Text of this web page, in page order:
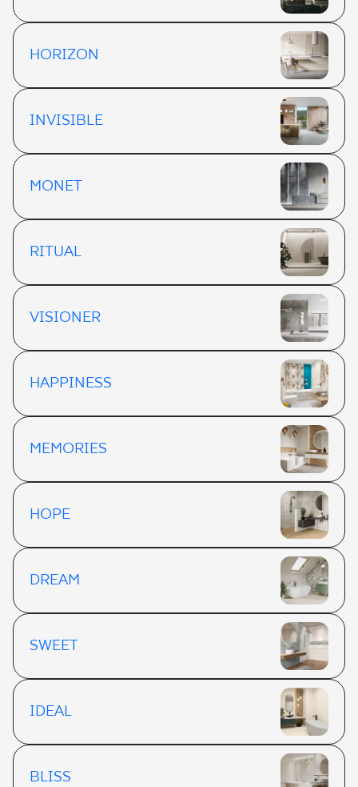
HORIZON
INVISIBLE
MONET
RITUAL
VISIONER
HAPPINESS
MEMORIES
HOPE
DREAM
SWEET
IDEAL
BLISS